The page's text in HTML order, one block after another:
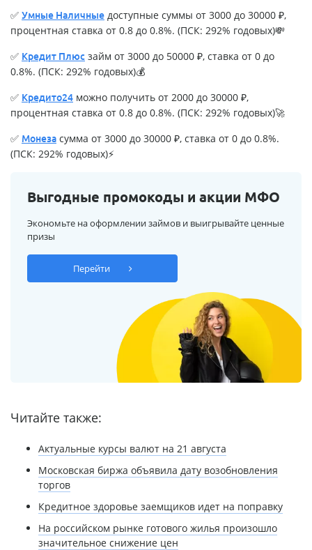
✅ Умные Наличные доступные суммы от 3000 до 30000 ₽,
процентная ставка от 0.8 до 0.8%. (ПСК: 292% годовых)💸
✅ Кредит Плюс займ от 3000 до 50000 ₽, ставка от 0 до
0.8%. (ПСК: 292% годовых)💰
✅ Кредито24 можно получить от 2000 до 30000 ₽,
процентная ставка от 0.8 до 0.8%. (ПСК: 292% годовых)🚀
✅ Монеза сумма от 3000 до 30000 ₽, ставка от 0 до 0.8%.
(ПСК: 292% годовых)⚡
Выгодные промокоды и акции МФО
Экономьте на оформлении займов и выигрывайте ценные
призы
Перейти
Читайте также:
Актуальные курсы валют на 21 августа
Московская биржа объявила дату возобновления
торгов
Кредитное здоровье заемщиков идет на поправку
На российском рынке готового жилья произошло
значительное снижение цен